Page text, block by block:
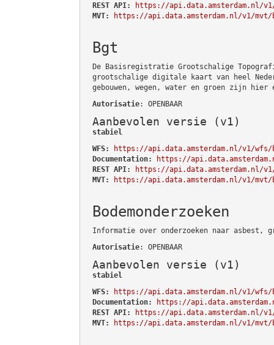
REST API:
https://api.data.amsterdam.nl/v1/
MVT:
https://api.data.amsterdam.nl/v1/mvt/
Bgt
De Basisregistratie Grootschalige
grootschalige digitale kaart van heel
gebouwen, wegen, water en groen zijn hier
Autorisatie: OPENBAAR
Aanbevolen versie (v1)
stabiel
WFS:
https://api.data.amsterdam.nl/v1/wfs/
Documentation:
https://
REST API:
https://api.data.amsterdam.nl/
MVT:
https://api.data.amsterdam.nl/v1/mvt/
Bodemonderzoeken
Informatie over onderzoeken naar asbest,
Autorisatie: OPENBAAR
Aanbevolen versie (v1)
stabiel
WFS:
https://api.data.amsterdam.nl/v1/wfs/
Documentation:
https://
REST API:
https://api.data.amsterdam.nl/v1/
MVT:
https://api.data.amsterdam.nl/v1/mvt/